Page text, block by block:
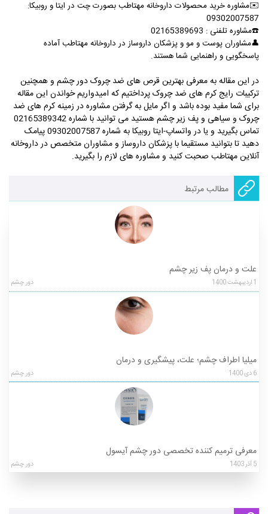
✉️مشاوره خرید محصولات داروخانه مهتاطب بصورت چت در ایتا و روبیکا:
09302007587
☎️مشاوره تلفنی : 02165389693
👤مشاوران پوست و مو و پزشکان داروساز در داروخانه مهتاطب آماده
پاسخگویی و راهنمایی شما هستند.
در این مقاله به معرفی بهترین قرص های ضد چروک دور چشم و همچنین
ترکیبات رایج کرم های ضد چروک پرداختیم که امیدواریم خواندن این مقاله
برای شما مفید بوده باشد و اگر مایل به گرفتن مشاوره در زمینه کرم های ضد
چروک و سیاهی و پف زیر چشم هستید می توانید با شماره 02165389342
تماس بگیرید و یا در واتساپ-ایتا روبیکا به شماره 09302007587 پیامک
دهید تا بتوانید مستقیما با پزشکان داروساز و مشاوران متخصص در داروخانه
آنلاین مهتاطب صحبت کنید و مشاوره های لازم را بگیرید.
مطالب مرتبط
علت و درمان پف زیر چشم
1اردیبهشت1400 دور چشم
میلیا اطراف چشم؛ علت، پیشگیری و درمان
6دی1400 دور چشم
معرفی ترمیم کننده تخصصی دور چشم آیسول
5آذر1403 دور چشم